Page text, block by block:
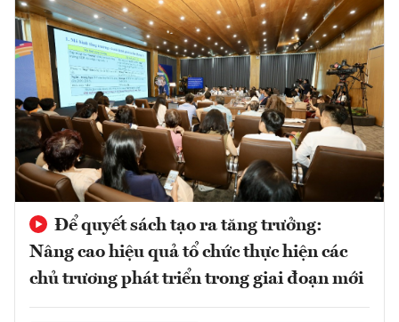
Để quyết sách tạo ra tăng trưởng:
Nâng cao hiệu quả tổ chức thực hiện các
chủ trương phát triển trong giai đoạn mới